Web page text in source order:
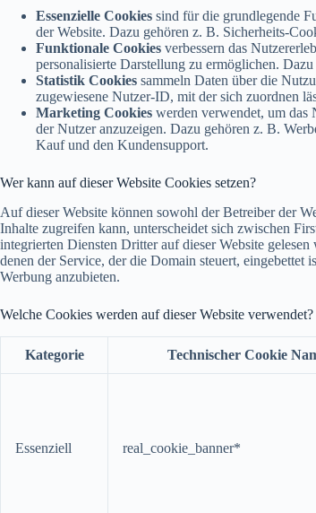
Essenzielle Cookies sind für die grundlegende
der Website. Dazu gehören z. B. Sicherheits-
Funktionale Cookies verbessern das
personalisierte Darstellung zu ermöglichen.
Statistik Cookies sammeln Daten über die
zugewiesene Nutzer-ID, mit der sich zuordnen
Marketing Cookies werden verwendet, um das
der Nutzer anzuzeigen. Dazu gehören z. B.
Kauf und den Kundensupport.
Wer kann auf dieser Website Cookies setzen?
Auf dieser Website können sowohl der Betreiber der
Inhalte zugreifen kann, unterscheidet sich zwischen
integrierten Diensten Dritter auf dieser Website
denen der Service, der die Domain steuert,
Werbung anzubieten.
Welche Cookies werden auf dieser Website verwendet?
Kategorie Technischer Cookie
Essenziell real_cookie_banner*